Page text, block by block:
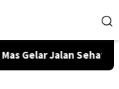
Komisi III